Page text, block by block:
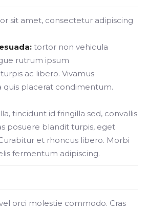
sit amet, consectetur adipiscing
tortor non vehicula
rutrum ipsum
turpis ac libero. Vivamus
quis placerat condimentum.
tincidunt id fringilla sed, convallis
posuere blandit turpis, eget
et rhoncus libero. Morbi
fermentum adipiscing.
orci molestie commodo. Cras